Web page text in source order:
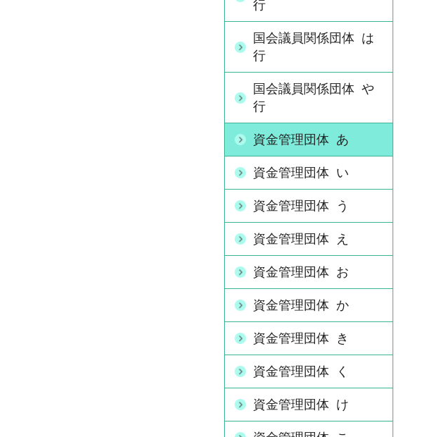
行
国会議員関係団体 は
行
国会議員関係団体 や
行
資金管理団体 あ
資金管理団体 い
資金管理団体 う
資金管理団体 え
資金管理団体 お
資金管理団体 か
資金管理団体 き
資金管理団体 く
資金管理団体 け